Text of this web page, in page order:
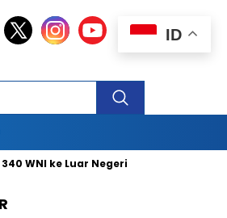
ke Luar Negeri Lewat Bandara
ID